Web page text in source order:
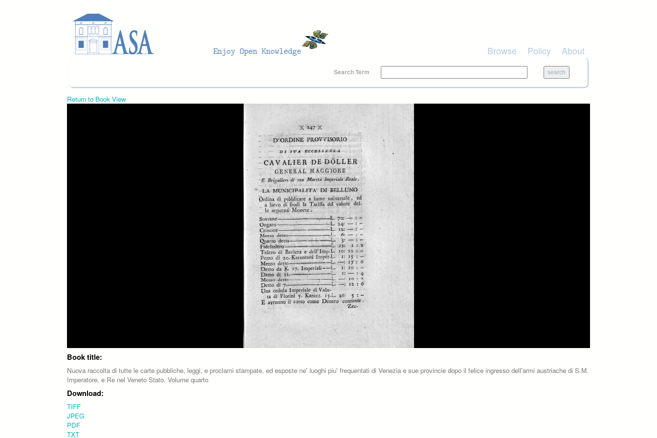
Browse Policy About
Search Term
Return to Book View
Book title:
Nuova raccolta di tutte le carte pubbliche, leggi, e proclami stampate, ed esposte ne' luoghi piu' frequentati di Venezia e sue provincie dopo il felice ingresso dell'armi austriache di S.M.
Imperatore, e Re nel Veneto Stato. Volume quarto
Download:
TIFF
JPEG
PDF
TXT